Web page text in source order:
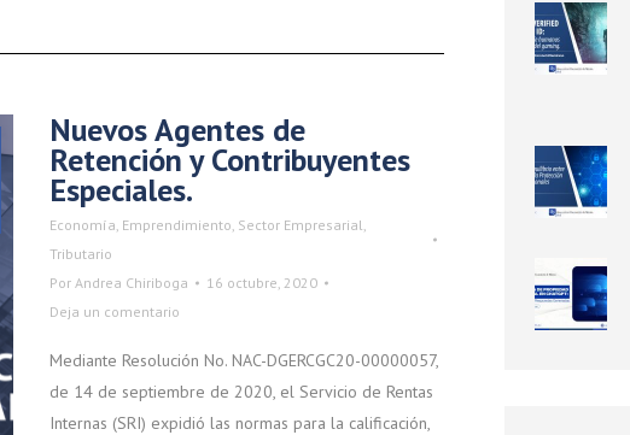
Nuevos Agentes de
Retención y Contribuyentes
Especiales.
Economía, Emprendimiento, Sector Empresarial,
Tributario
Por Andrea Chiriboga
16 octubre, 2020
Deja un comentario
Mediante Resolución No. NAC-DGERCGC20-00000057,
de 14 de septiembre de 2020, el Servicio de Rentas
Internas (SRI) expidió las normas para la calificación,